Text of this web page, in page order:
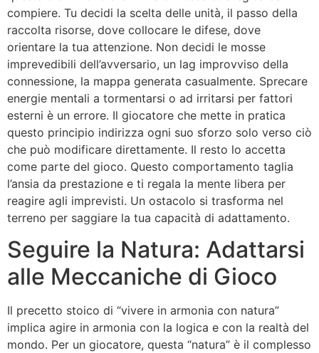
compiere. Tu decidi la scelta delle unità, il passo della
raccolta risorse, dove collocare le difese, dove
orientare la tua attenzione. Non decidi le mosse
imprevedibili dell’avversario, un lag improvviso della
connessione, la mappa generata casualmente. Sprecare
energie mentali a tormentarsi o ad irritarsi per fattori
esterni è un errore. Il giocatore che mette in pratica
questo principio indirizza ogni suo sforzo solo verso ciò
che può modificare direttamente. Il resto lo accetta
come parte del gioco. Questo comportamento taglia
l’ansia da prestazione e ti regala la mente libera per
reagire agli imprevisti. Un ostacolo si trasforma nel
terreno per saggiare la tua capacità di adattamento.
Seguire la Natura: Adattarsi
alle Meccaniche di Gioco
Il precetto stoico di “vivere in armonia con natura”
implica agire in armonia con la logica e con la realtà del
mondo. Per un giocatore, questa “natura” è il complesso